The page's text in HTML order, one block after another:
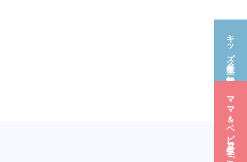
キッズ教室☆無料体験
ママ＆ベビー教室☆ご予約